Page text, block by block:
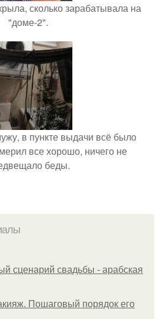
сколько зарабатывала на
"доме-2".
в пункте выдачи всё было
все хорошо, ничего не
беды.
сценарий свадьбы - арабская
Пошаговый порядок его